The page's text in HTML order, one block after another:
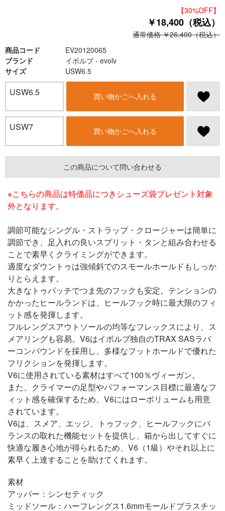
【30%OFF】
￥18,400（税込）
通常価格 ￥26,400（税込）
商品コード
EV20120065
ブランド
イボルブ - evolv
サイズ
USW6.5
USW6.5 買い物かごへ入れる
USW7 買い物かごへ入れる
この商品について問い合わせる
※こちらの商品は特価品につきシューズ袋プレゼント対象
外となります。
調節可能なシングル・ストラップ・クロージャーは簡単に
調節でき、足入れの良いスプリット・タンと組み合わせる
ことで素早くクライミングができます。
適度なダウントゥは強傾斜でのスモールホールドもしっか
りとらえます。
大きなトゥパッチでつま先のフックも安定。テンションの
かかったヒールランドは、ヒールフック時に最大限のフィ
ット感を発揮します。
フルレングスアウトソールの均等なフレックスにより、ス
メアリングも容易。V6はイボルブ独自のTRAX SASラバ
ーコンパウンドを採用し、多様なフットホールドで優れた
フリクションを発揮します。
V6に使用されている素材はすべて100％ヴィーガン。
また、クライマーの足型やパフォーマンス目標に最適なフ
ィット感を確保するため、V6にはローボリュームも用意
されています。
V6は、スメア、エッジ、トゥフック、ヒールフックにバ
ランスの取れた機能セットを提供し、箱から出してすぐに
快適な履き心地が得られるため、V6（1級）やそれ以上に
素早く上達することを助けてくれます。
素材
アッパー：シンセティック
ミッドソール：ハーフレングス1.6mmモールドプラスチッ